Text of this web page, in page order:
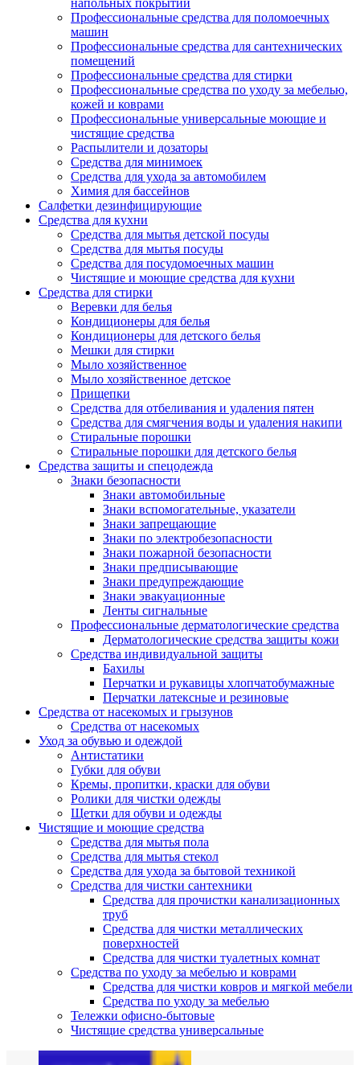
напольных покрытий
Профессиональные средства для поломоечных
машин
Профессиональные средства для сантехнических
помещений
Профессиональные средства для стирки
Профессиональные средства по уходу за мебелью,
кожей и коврами
Профессиональные универсальные моющие и
чистящие средства
Распылители и дозаторы
Средства для минимоек
Средства для ухода за автомобилем
Химия для бассейнов
Салфетки дезинфицирующие
Средства для кухни
Средства для мытья детской посуды
Средства для мытья посуды
Средства для посудомоечных машин
Чистящие и моющие средства для кухни
Средства для стирки
Веревки для белья
Кондиционеры для белья
Кондиционеры для детского белья
Мешки для стирки
Мыло хозяйственное
Мыло хозяйственное детское
Прищепки
Средства для отбеливания и удаления пятен
Средства для смягчения воды и удаления накипи
Стиральные порошки
Стиральные порошки для детского белья
Средства защиты и спецодежда
Знаки безопасности
Знаки автомобильные
Знаки вспомогательные, указатели
Знаки запрещающие
Знаки по электробезопасности
Знаки пожарной безопасности
Знаки предписывающие
Знаки предупреждающие
Знаки эвакуационные
Ленты сигнальные
Профессиональные дерматологические средства
Дерматологические средства защиты кожи
Средства индивидуальной защиты
Бахилы
Перчатки и рукавицы хлопчатобумажные
Перчатки латексные и резиновые
Средства от насекомых и грызунов
Средства от насекомых
Уход за обувью и одеждой
Антистатики
Губки для обуви
Кремы, пропитки, краски для обуви
Ролики для чистки одежды
Щетки для обуви и одежды
Чистящие и моющие средства
Средства для мытья пола
Средства для мытья стекол
Средства для ухода за бытовой техникой
Средства для чистки сантехники
Средства для прочистки канализационных
труб
Средства для чистки металлических
поверхностей
Средства для чистки туалетных комнат
Средства по уходу за мебелью и коврами
Средства для чистки ковров и мягкой мебели
Средства по уходу за мебелью
Тележки офисно-бытовые
Чистящие средства универсальные